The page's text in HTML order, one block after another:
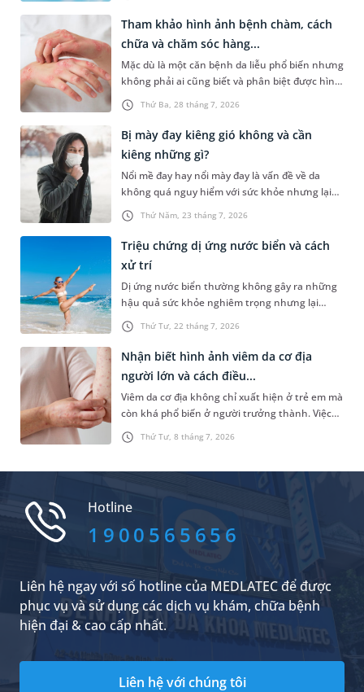
hồ bơi nhân tạo. Bài viết dưới đây sẽ giúp bạn
hiểu rõ hơn về biểu hiện dị ứng với clo có trong
nước hồ bơi và một số cách xử trí hiệu quả để
bảo vệ làn da của bạn.
Thứ Ba, 28 tháng 7, 2026
Tham khảo hình ảnh bệnh chàm, cách
chữa và chăm sóc hàng...
Mặc dù là một căn bệnh da liễu phổ biến nhưng
không phải ai cũng biết và phân biệt được hình
ảnh bệnh chàm ở từng thể. Bài viết sau sẽ giúp
bạn đọc không chỉ nhận biết dễ dàng dấu hiệu
của từng bệnh chàm mà còn chia sẻ những lưu
ý quan trọng trong chăm sóc, điều trị giúp bệnh
nhanh khỏi.
Thứ Năm, 23 tháng 7, 2026
Bị mày đay kiêng gió không và cần
kiêng những gì?
Nổi mề đay hay nổi mày đay là vấn đề về da
không quá nguy hiểm với sức khỏe nhưng lại
khiến người bệnh rất khó chịu. Do đó, người
bệnh cần biết cách chăm sóc cơ thể để cảm
thấy dễ chịu hơn và tránh ảnh hưởng đến công
việc, sinh hoạt hàng ngày. Theo kinh nghiệm
dân gian, cần kiêng gió khi bị nổi mày đay. Vậy
thực hư ra sao? Bị mày đay kiêng gió không và
cần kiêng những gì để nhanh khỏi bệnh?
Thứ Tư, 22 tháng 7, 2026
Triệu chứng dị ứng nước biển và cách
xử trí
Dị ứng nước biển thường không gây ra những
hậu quả sức khỏe nghiêm trọng nhưng lại
khiến người bệnh rất khó chịu. Bài viết dưới
đây sẽ giúp bạn hiểu rõ để nhận biết triệu
chứng dị ứng với nước biến và đưa ra một số
gợi ý xử trí, kiểm soát hiệu quả tình trạng này.
Thứ Tư, 8 tháng 7, 2026
Nhận biết hình ảnh viêm da cơ địa
người lớn và cách điều...
Viêm da cơ địa không chỉ xuất hiện ở trẻ em mà
còn khá phổ biến ở người trưởng thành. Việc
nhận biết sớm hình ảnh viêm da cơ địa người
lớn có thể giúp người bệnh chủ động thăm
chứng ảnh hưởng đến chất lượng cuộc sống.
Hotline
1900565656
Liên hệ ngay với số hotline của MEDLATEC để được
phục vụ và sử dụng các dịch vụ khám, chữa bệnh
hiện đại & cao cấp nhất.
Liên hệ với chúng tôi